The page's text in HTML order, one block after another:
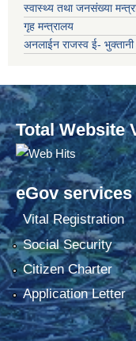
स्वास्थ्य तथा जनसंख्या
गृह मन्त्रालय
अनलाईन राजस्व ई- भुक्तानी
Total Website
eGov services
Vital Registration
Social Security
Citizen Charter
Application Letter